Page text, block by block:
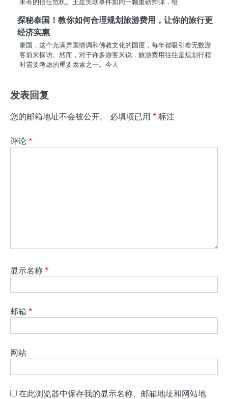
探秘泰国！教你如何合理规划旅游费用，让你的旅行更
经济实惠
泰国，这个充满异国情调和佛教文化的国度，每年都吸引着无数游
客前来探访。然而，对于许多游客来说，旅游费用往往是规划行程
时需要考虑的重要因素之一。今天
发表回复
您的邮箱地址不会被公开。 必填项已用 * 标注
评论 *
显示名称 *
邮箱 *
网站
在此浏览器中保存我的显示名称、邮箱地址和网站地